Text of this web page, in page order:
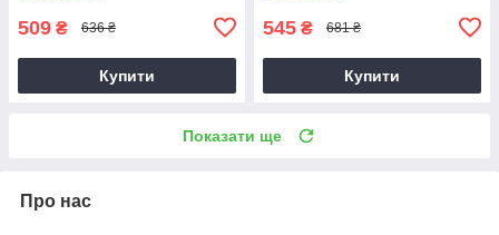
509 ₴ 636 ₴
Купити
545 ₴ 681 ₴
Купити
Показати ще
Про нас